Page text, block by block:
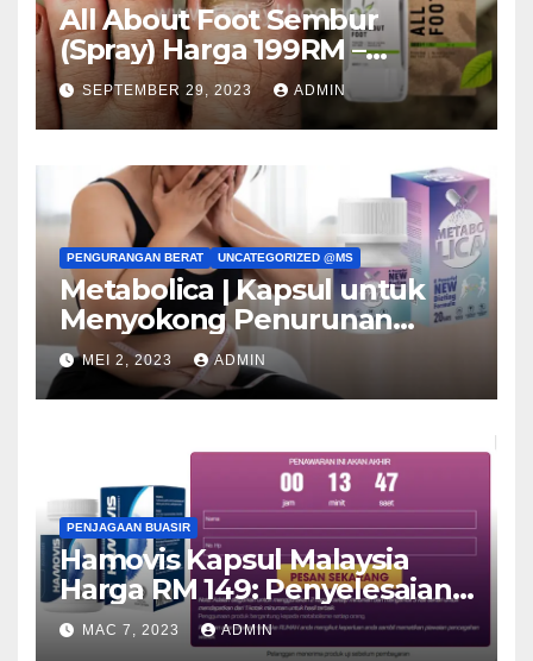
All About Foot Sembur
(Spray) Harga 199RM –
Semburan Kuku Anti-Kulat
(Malaysia)
SEPTEMBER 29, 2023 ADMIN
PENGURANGAN BERAT UNCATEGORIZED @MS
Metabolica | Kapsul untuk
Menyokong Penurunan
Berat! Pendapat & Harga
MEI 2, 2023 ADMIN
PENJAGAAN BUASIR
Hamovis Kapsul Malaysia
Harga RM 149: Penyelesaian
untuk Buasir!
MAC 7, 2023 ADMIN